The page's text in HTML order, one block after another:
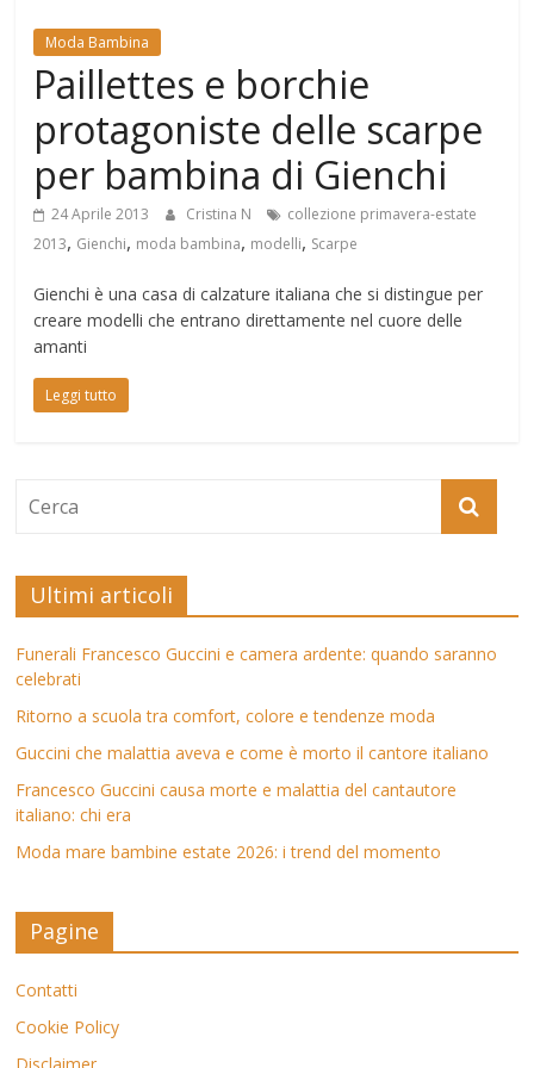
Moda Bambina
Paillettes e borchie
protagoniste delle scarpe
per bambina di Gienchi
24 Aprile 2013 Cristina N
collezione primavera-estate
2013, Gienchi, moda bambina, modelli, Scarpe
Gienchi è una casa di calzature italiana che si distingue per
creare modelli che entrano direttamente nel cuore delle
amanti
Leggi tutto
Ultimi articoli
Funerali Francesco Guccini e camera ardente: quando saranno
celebrati
Ritorno a scuola tra comfort, colore e tendenze moda
Guccini che malattia aveva e come è morto il cantore italiano
Francesco Guccini causa morte e malattia del cantautore
italiano: chi era
Moda mare bambine estate 2026: i trend del momento
Pagine
Contatti
Cookie Policy
Disclaimer